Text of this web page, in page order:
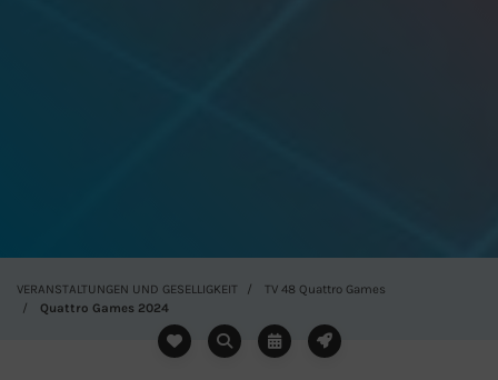
VERANSTALTUNGEN UND GESELLIGKEIT
TV 48 Quattro Games
Quattro Games 2024